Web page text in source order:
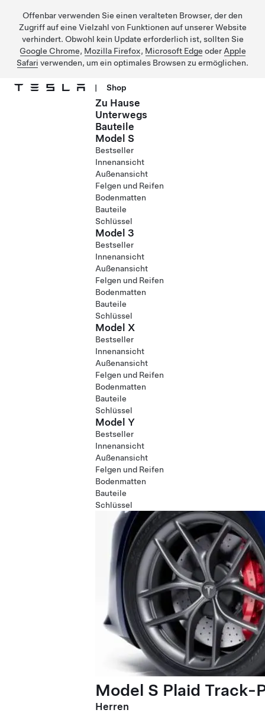
Offenbar verwenden Sie einen veralteten Browser, der den
Zugriff auf eine Vielzahl von Funktionen auf unserer Website
verhindert. Obwohl kein Update erforderlich ist, sollten Sie
Google Chrome, Mozilla Firefox, Microsoft Edge oder Apple
Safari verwenden, um ein optimales Browsen zu ermöglichen.
| Shop
Zu Hause
Unterwegs
Bauteile
Model S
Bestseller
Innenansicht
Außenansicht
Felgen und Reifen
Bodenmatten
Bauteile
Schlüssel
Model 3
Bestseller
Innenansicht
Außenansicht
Felgen und Reifen
Bodenmatten
Bauteile
Schlüssel
Model X
Bestseller
Innenansicht
Außenansicht
Felgen und Reifen
Bodenmatten
Bauteile
Schlüssel
Model Y
Bestseller
Innenansicht
Außenansicht
Felgen und Reifen
Bodenmatten
Bauteile
Schlüssel
Model S Plaid Track-
Herren